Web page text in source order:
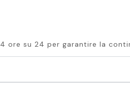
ore su 24 per garantire la